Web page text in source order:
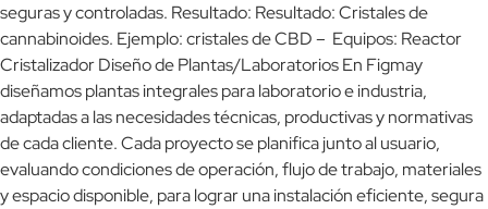
seguras y controladas. Resultado: Resultado: Cristales de
cannabinoides. Ejemplo: cristales de CBD – Equipos: Reactor
Cristalizador Diseño de Plantas/Laboratorios En Figmay
diseñamos plantas integrales para laboratorio e industria,
adaptadas a las necesidades técnicas, productivas y normativas
de cada cliente. Cada proyecto se planifica junto al usuario,
evaluando condiciones de operación, flujo de trabajo, materiales
y espacio disponible, para lograr una instalación eficiente, segura